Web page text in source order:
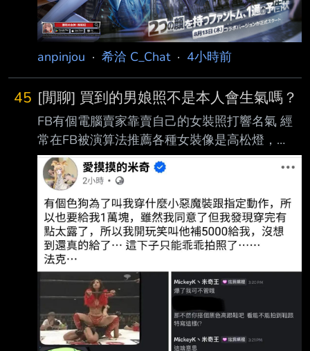
幹 推 vance1024: 他要幹我 → Lisanity: 要我幹
她
anpinjou · 希洽 C_Chat· 4小時前
45 [閒聊] 買到的男娘照不是本人會生氣嗎？
FB有個電腦賣家靠賣自己的女裝照打響名氣 經
常在FB被演算法推薦各種女裝像是高松燈，
holo，或檔案之類的角色
https://i.urusai.cc/3UaRv.jpg
https://i.urusai.cc/nb5Xa.jpg
https://i.urusai.cc/wydwA.jpg 但是最近被爆出女
裝照其實都是找模特兒拍的，不是本人
https://i.urusai.cc/7lBbH.jpg
https://i.urusai.cc/oCbWe.jpg 感覺人設一夜之間
崩塌，還好可以申請退費算尚有良